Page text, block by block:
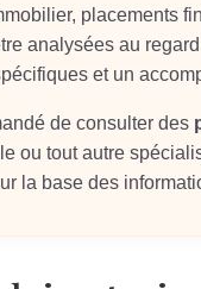
placements
analysées au
et un
de consulter des
ou tout autre
la base des